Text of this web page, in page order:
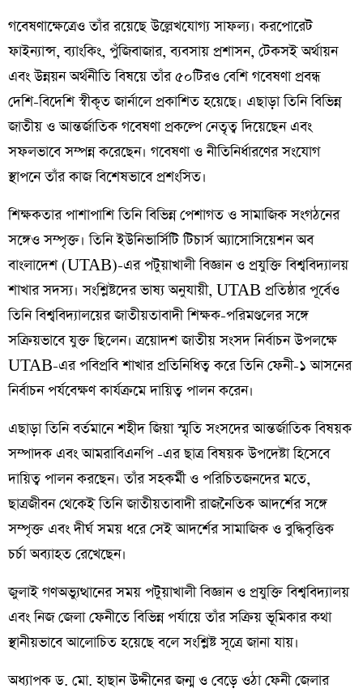
গবেষণাক্ষেত্রেও তাঁর রয়েছে উল্লেখযোগ্য সাফল্য। করপোরেট
ফাইন্যান্স, ব্যাংকিং, পুঁজিবাজার, ব্যবসায় প্রশাসন, টেকসই অর্থায়ন
এবং উন্নয়ন অর্থনীতি বিষয়ে তাঁর ৫০টিরও বেশি গবেষণা প্রবন্ধ
দেশি-বিদেশি স্বীকৃত জার্নালে প্রকাশিত হয়েছে। এছাড়া তিনি বিভিন্ন
জাতীয় ও আন্তর্জাতিক গবেষণা প্রকল্পে নেতৃত্ব দিয়েছেন এবং
সফলভাবে সম্পন্ন করেছেন। গবেষণা ও নীতিনির্ধারণের সংযোগ
স্থাপনে তাঁর কাজ বিশেষভাবে প্রশংসিত।
শিক্ষকতার পাশাপাশি তিনি বিভিন্ন পেশাগত ও সামাজিক সংগঠনের
সঙ্গেও সম্পৃক্ত। তিনি ইউনিভার্সিটি টিচার্স অ্যাসোসিয়েশন অব
বাংলাদেশ (UTAB)-এর পটুয়াখালী বিজ্ঞান ও প্রযুক্তি বিশ্ববিদ্যালয়
শাখার সদস্য। সংশ্লিষ্টদের ভাষ্য অনুযায়ী, UTAB প্রতিষ্ঠার পূর্বেও
তিনি বিশ্ববিদ্যালয়ের জাতীয়তাবাদী শিক্ষক-পরিমণ্ডলের সঙ্গে
সক্রিয়ভাবে যুক্ত ছিলেন। ত্রয়োদশ জাতীয় সংসদ নির্বাচন উপলক্ষে
UTAB-এর পবিপ্রবি শাখার প্রতিনিধিত্ব করে তিনি ফেনী-১ আসনের
নির্বাচন পর্যবেক্ষণ কার্যক্রমে দায়িত্ব পালন করেন।
এছাড়া তিনি বর্তমানে শহীদ জিয়া স্মৃতি সংসদের আন্তর্জাতিক বিষয়ক
সম্পাদক এবং আমরাবিএনপি -এর ছাত্র বিষয়ক উপদেষ্টা হিসেবে
দায়িত্ব পালন করছেন। তাঁর সহকর্মী ও পরিচিতজনদের মতে,
ছাত্রজীবন থেকেই তিনি জাতীয়তাবাদী রাজনৈতিক আদর্শের সঙ্গে
সম্পৃক্ত এবং দীর্ঘ সময় ধরে সেই আদর্শের সামাজিক ও বুদ্ধিবৃত্তিক
চর্চা অব্যাহত রেখেছেন।
জুলাই গণঅভ্যুত্থানের সময় পটুয়াখালী বিজ্ঞান ও প্রযুক্তি বিশ্ববিদ্যালয়
এবং নিজ জেলা ফেনীতে বিভিন্ন পর্যায়ে তাঁর সক্রিয় ভূমিকার কথা
স্থানীয়ভাবে আলোচিত হয়েছে বলে সংশ্লিষ্ট সূত্রে জানা যায়।
অধ্যাপক ড. মো. হাছান উদ্দীনের জন্ম ও বেড়ে ওঠা ফেনী জেলার